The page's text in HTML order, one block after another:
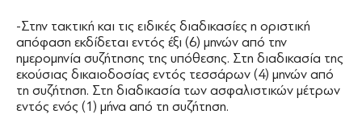
-Στην τακτική και τις ειδικές διαδικασίες η οριστική
απόφαση εκδίδεται εντός έξι (6) μηνών από την
ημερομηνία συζήτησης της υπόθεσης. Στη διαδικασία της
εκούσιας δικαιοδοσίας εντός τεσσάρων (4) μηνών από
τη συζήτηση. Στη διαδικασία των ασφαλιστικών μέτρων
εντός ενός (1) μήνα από τη συζήτηση.